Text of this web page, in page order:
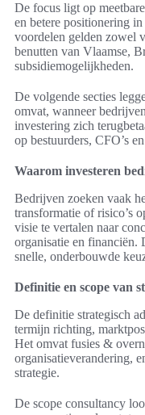
De focus ligt op
en betere positionering
voordelen gelden zowel
benutten van Vlaamse,
subsidiemogelijkheden.
De volgende secties
omvat, wanneer
investering zich
op bestuurders, CFO’s
Waarom investeren
Bedrijven zoeken vaak
transformatie of risico’s
visie te vertalen naar
organisatie en financiën.
snelle, onderbouwde
Definitie en scope van
De definitie strategisch
termijn richting,
Het omvat fusies &
organisatieverandering,
strategie.
De scope consultancy